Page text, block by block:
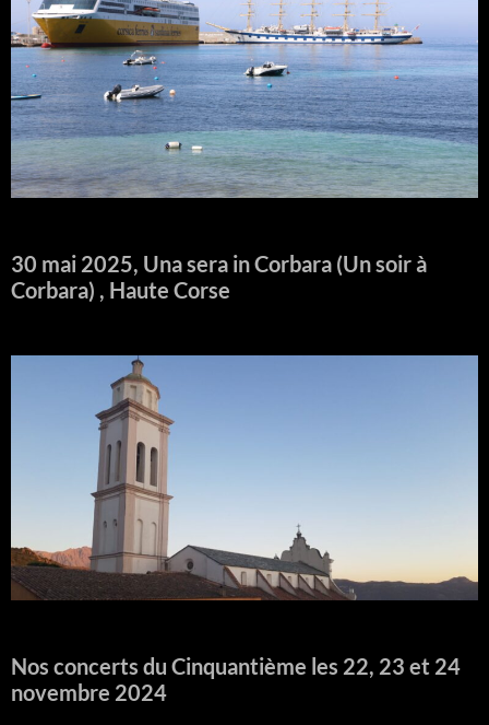
30 mai 2025, Una sera in Corbara (Un soir à
Corbara) , Haute Corse
Nos concerts du Cinquantième les 22, 23 et 24
novembre 2024